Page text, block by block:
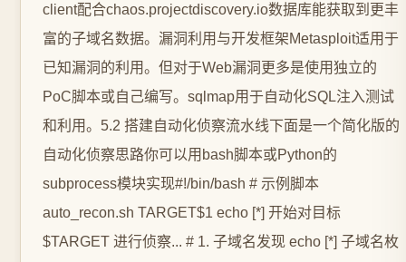
client配合chaos.projectdiscovery.io数据库能获取到更丰
富的子域名数据。漏洞利用与开发框架Metasploit适用于
已知漏洞的利用。但对于Web漏洞更多是使用独立的
PoC脚本或自己编写。sqlmap用于自动化SQL注入测试
和利用。5.2 搭建自动化侦察流水线下面是一个简化版的
自动化侦察思路你可以用bash脚本或Python的
subprocess模块实现#!/bin/bash # 示例脚本
auto_recon.sh TARGET$1 echo [*] 开始对目标
$TARGET 进行侦察... # 1. 子域名发现 echo [*] 子域名枚